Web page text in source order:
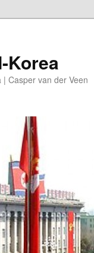
Korea
Casper van der Veen